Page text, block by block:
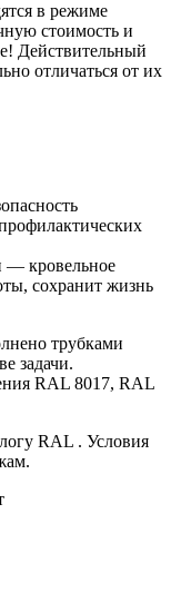
в режиме
стоимость и
Действительный
отличаться от их
— кровельное
сохранит жизнь
трубками
задачи.
RAL 8017, RAL
RAL . Условия